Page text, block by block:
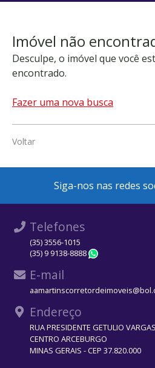
Imóvel não
Desculpe, o imóvel que você
encontrado.
Fazer uma nova busca
Voltar
Siga-nos nas redes
Telefones
(35) 3556-1015
(35) 9 9138-8888
E-mail
Endereço
RUA PRESIDENTE GETULIO
CENTRO ARCEBURGO
MINAS GERAIS - CEP 37.820.000